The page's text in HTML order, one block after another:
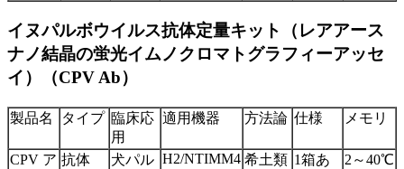
イヌパルボウイルス抗体定量キット（レアアース
ナノ結晶の蛍光イムノクロマトグラフィーアッセ
イ）（CPV Ab）
製品名 タイプ 臨床応
用
適用機器 方法論 仕様 メモリ
CPV ア 抗体
犬パル H2/NTIMM4 希土類 1箱あ
2～40℃